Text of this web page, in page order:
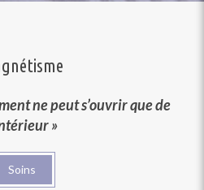
ne peut s’ouvrir que de
»
Soins